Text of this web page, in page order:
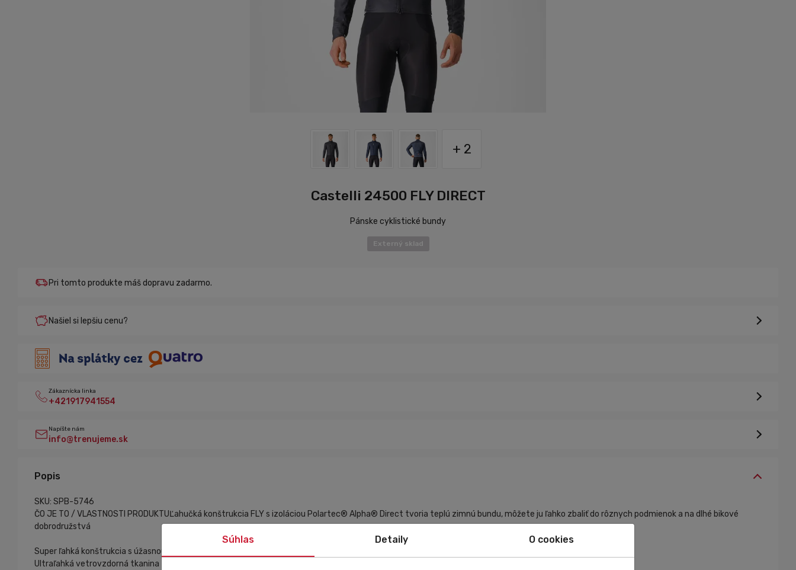
+ 2
Castelli 24500 FLY DIRECT
Pánske cyklistické bundy
Externý sklad
Pri tomto produkte máš dopravu zadarmo.
Našiel si lepšiu cenu?
Zákaznícka linka
+421917941554
Napíšte nám
info@trenujeme.sk
Popis
SKU: SPB-5746
ČO JE TO / VLASTNOSTI PRODUKTUĽahučká konštrukcia FLY s izoláciou Polartec® Alpha® Direct tvoria teplú zimnú bundu, môžete ju ľahko zbaliť do rôznych podmienok a na dlhé bikové
dobrodružstvá
Super ľahká konštrukcia s úžasnou skladnosťou, hrejivosťou a ochranou
Ultraľahká vetrovzdorná tkanina z mikro vlákien s DWR úpravouIzolácia Polartec® Alpha® Direct pre maximálne pohodlie a minimálny objem
Súhlas Detaily O cookies